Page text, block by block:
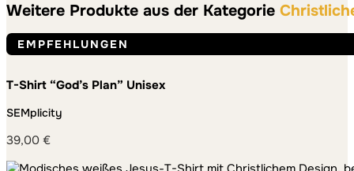
Weitere Produkte aus der Kategorie
EMPFEHLUNGEN
T-Shirt “God’s Plan” Unisex
SEMplicity
39,00 €